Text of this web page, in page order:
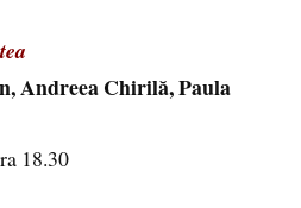
Andreea Chirilă, Paula
18.30